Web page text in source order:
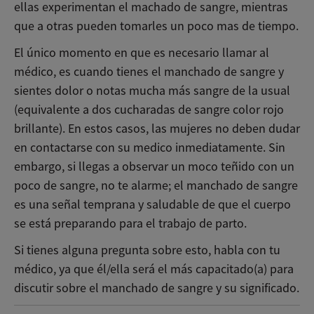
ellas experimentan el machado de sangre, mientras
que a otras pueden tomarles un poco mas de tiempo.
El único momento en que es necesario llamar al
médico, es cuando tienes el manchado de sangre y
sientes dolor o notas mucha más sangre de la usual
(equivalente a dos cucharadas de sangre color rojo
brillante). En estos casos, las mujeres no deben dudar
en contactarse con su medico inmediatamente. Sin
embargo, si llegas a observar un moco teñido con un
poco de sangre, no te alarme; el manchado de sangre
es una señal temprana y saludable de que el cuerpo
se está preparando para el trabajo de parto.
Si tienes alguna pregunta sobre esto, habla con tu
médico, ya que él/ella será el más capacitado(a) para
discutir sobre el manchado de sangre y su significado.